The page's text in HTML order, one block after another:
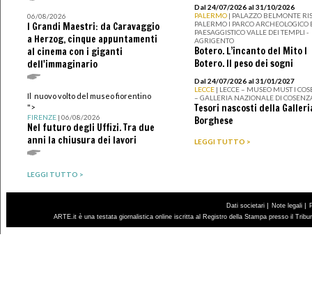
06/08/2026
I Grandi Maestri: da Caravaggio
a Herzog, cinque appuntamenti
al cinema con i giganti
dell'immaginario
Il nuovo volto del museo fiorentino
">
FIRENZE| 06/08/2026
Nel futuro degli Uffizi. Tra due
anni la chiusura dei lavori
LEGGI TUTTO >
Dal 24/07/2026 al 31/10/2026
PALERMO | PALAZZO BELMONTE
PALERMO I PARCO ARCHEOLOGICO
PAESAGGISTICO VALLE DEI TEMPLI -
AGRIGENTO
Botero. L’incanto del Mito I
Botero. Il peso dei sogni
Dal 24/07/2026 al 31/01/2027
LECCE | LECCE – MUSEO MUST I
– GALLERIA NAZIONALE DI
Tesori nascosti della
Borghese
LEGGI TUTTO >
Dati societari | Note legali |
ARTE.it è una testata giornalistica online iscritta al Registro della Stampa presso il